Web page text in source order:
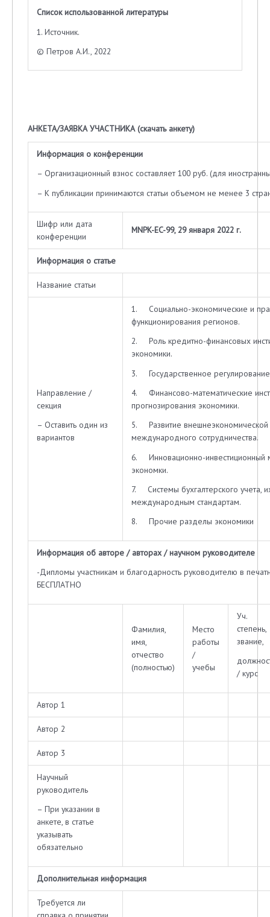
Список использованной литературы
1. Источник.
© Петров А.И., 2022
АНКЕТА/ЗАЯВКА УЧАСТНИКА(скачать анкету)
Информация о конференции
– Организационный взнос составляет 100 руб. (для
– К публикации принимаются статьи объемом не менее 3
Шифр или дата
конференции
MNPK-EC-99, 29 января 2022 г.
Информация о статье
Название статьи
Направление /
секция
– Оставить один из
вариантов
1. Социально-экономические и
функционирования регионов.
2. Роль кредитно-финансовых
экономики.
3. Государственное
4. Финансово-математические
прогнозирования экономики.
5. Развитие внешнеэкономической
международного сотрудничества.
6. Инновационно-инвестиционный
экономки.
7. Системы бухгалтерского учета,
международным стандартам.
8. Прочие разделы экономики
Информация об авторе / авторах / научном руководителе
-Дипломы участникам и благодарность руководителю в
БЕСПЛАТНО
Фамилия,
имя,
отчество
(полностью)
Место
работы
/
учебы
Уч.
степень,
звание,
/ курс
Автор 1
Автор 2
Автор 3
Научный
руководитель
– При указании в
анкете, в статье
указывать
обязательно
Дополнительная информация
Требуется ли